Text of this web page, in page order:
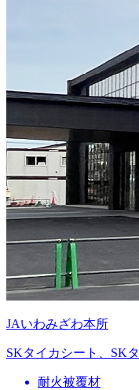
JAいわみざわ本所
SKタイカシート、SK
耐火被覆材